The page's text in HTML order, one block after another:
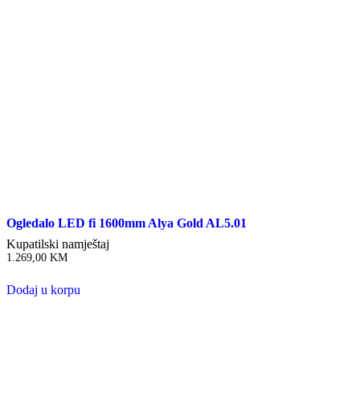
Ogledalo LED fi 1600mm Alya Gold AL5.01
Kupatilski namještaj
1.269,00 KM
Dodaj u korpu